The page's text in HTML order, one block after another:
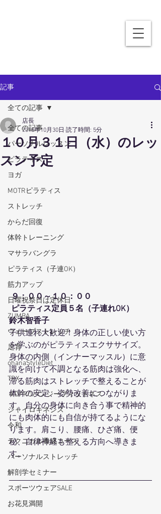
記事
全ての記事
パーソナルレッスン
ピラティス
ヨガ
MOTRピラティス
ストレッチ
からだ回復
体幹トレーニング
マサラバングラ
ピラティス（子連OK）
筋力アップ
日曜祝祭日は定休日
ZUMBA
ウェーブストレッチ
足育
ohanaStyleDiet
TRX
４DPROバンジーフィットネス
ジャイロキネシス
令和
テクニカル養成コース
パーソナルストレッチ
解剖学セミナー
スポーツウェアSALE
お花見満開
全ての記事
１０月３１日（水）のレッ
スン予定
店長
2018年10月30日 読了時間: 5分
９：００～１０：００
ピラティス定員５名（子連れOK）
鈴木智香子
子供連れ大歓迎！身体の正しい使い方
を学ぶのがピラティスエクササイズ。
身体の内側（インナーマッスル）に意
識を向けて不調となる筋肉は強化へ、
滞る筋肉はストレッチで整えることが
体幹の安定、姿勢改善につながりま
す。自分の身体に向き合う事で精神的
にも肉体的にも自信が持てるようにな
ります。肩こり、腰痛、ひざ痛、便
秘、自律神経も整える方向へ導きま
す。